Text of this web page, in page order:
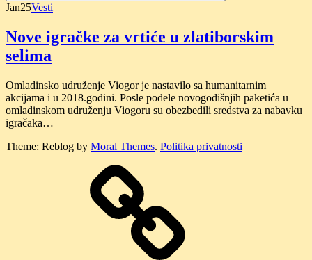
Jan25Vesti
Nove igračke za vrtiće u zlatiborskim
selima
Omladinsko udruženje Viogor je nastavilo sa humanitarnim
akcijama i u 2018.godini. Posle podele novogodišnjih paketića u
omladinskom udruženju Viogoru su obezbedili sredstva za nabavku
igračaka…
Theme: Reblog by Moral Themes. Politika privatnosti